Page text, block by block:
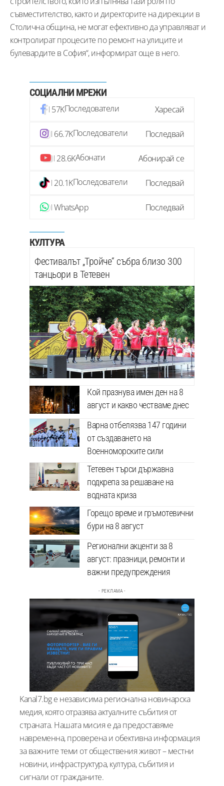
съвместителство, както и директорите на дирекции в
Столична община, не могат ефективно да управляват и
контролират процесите по ремонт на улиците и
булевардите в София“, информират още в него.
СОЦИАЛНИ МРЕЖИ
57KПоследователи Харесай
66.7KПоследователи Последвай
28.6KАбонати Абонирай се
20.1KПоследователи Последвай
WhatsApp Последвай
КУЛТУРА
Фестивалът „Тройче“ събра близо 300
танцьори в Тетевен
Кой празнува имен ден на 8
август и какво честваме днес
Варна отбелязва 147 години
от създаването на
Военноморските сили
Тетевен търси държавна
подкрепа за решаване на
водната криза
Горещо време и гръмотевични
бури на 8 август
Регионални акценти за 8
август: празници, ремонти и
важни предупреждения
- РЕКЛАМА -
Kanal7.bg е независима регионална новинарска
медия, която отразява актуалните събития от
страната. Нашата мисия е да предоставяме
навременна, проверена и обективна информация
за важните теми от обществения живот – местни
новини, инфраструктура, култура, събития и
сигнали от гражданите.